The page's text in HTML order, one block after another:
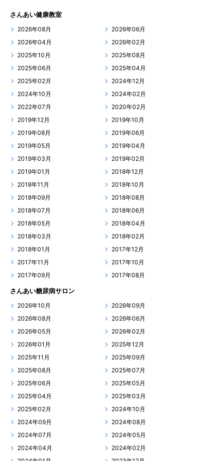
さんあい健康教室
2026年08月
2026年06月
2026年04月
2026年02月
2025年10月
2025年08月
2025年06月
2025年04月
2025年02月
2024年12月
2024年10月
2024年02月
2022年07月
2020年02月
2019年12月
2019年10月
2019年08月
2019年06月
2019年05月
2019年04月
2019年03月
2019年02月
2019年01月
2018年12月
2018年11月
2018年10月
2018年09月
2018年08月
2018年07月
2018年06月
2018年05月
2018年04月
2018年03月
2018年02月
2018年01月
2017年12月
2017年11月
2017年10月
2017年09月
2017年08月
さんあい糖尿病サロン
2026年10月
2026年09月
2026年08月
2026年06月
2026年05月
2026年02月
2026年01月
2025年12月
2025年11月
2025年09月
2025年08月
2025年07月
2025年06月
2025年05月
2025年04月
2025年03月
2025年02月
2024年10月
2024年09月
2024年08月
2024年07月
2024年05月
2024年04月
2024年02月